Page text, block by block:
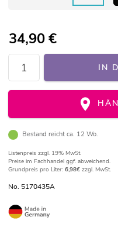
34,90€
IN
Bestand reicht ca. 12 Wo.
Listenpreis zzgl. 19% MwSt.
Preise im Fachhandel ggf. abweichend.
Grundpreis pro Liter: 6,98€ zzgl. MwSt.
No. 5170435A